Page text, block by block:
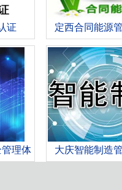
证 定西合同能源
理体
大庆智能制造